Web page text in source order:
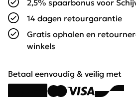
2,5% spaarbonus voor
14 dagen retourgarantie
Gratis ophalen en
winkels
Betaal eenvoudig & veilig met